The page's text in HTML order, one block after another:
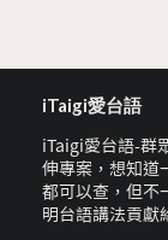
iTaigi愛台語
iTaigi愛台語-群
伸專案，想知道
都可以查，但不
明台語講法貢獻